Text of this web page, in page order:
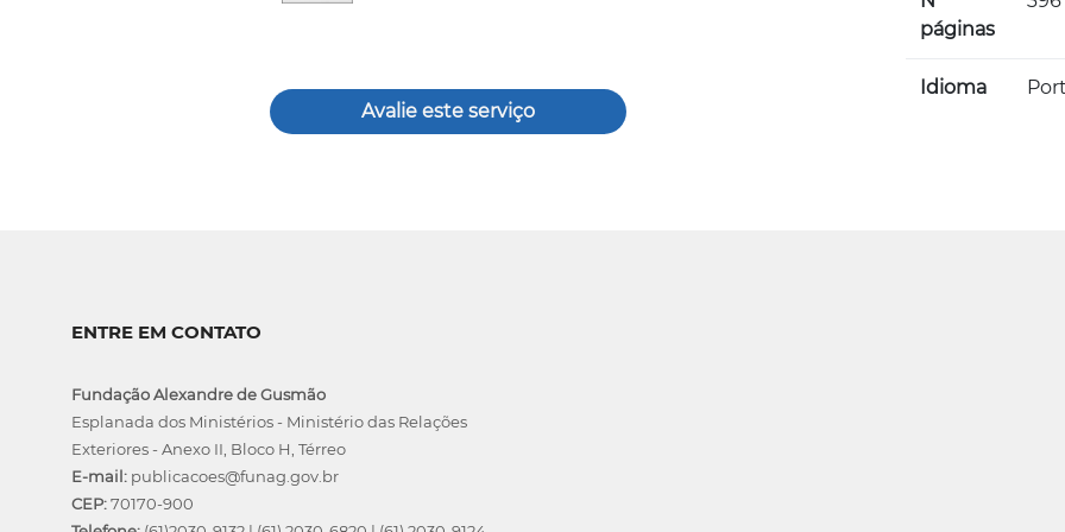
Avalie este serviço
páginas
Idioma
ENTRE EM CONTATO
Fundação Alexandre de Gusmão
Esplanada dos Ministérios - Ministério das Relações
Exteriores - Anexo II, Bloco H, Térreo
E-mail: publicacoes@funag.gov.br
CEP:70170-900